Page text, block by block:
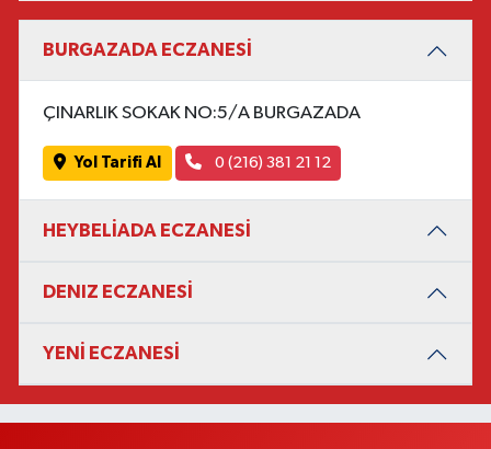
BURGAZADA ECZANESİ
ÇINARLIK SOKAK NO:5/A BURGAZADA
Yol Tarifi Al 0 (216) 381 21 12
HEYBELİADA ECZANESİ
DENIZ ECZANESİ
YENİ ECZANESİ